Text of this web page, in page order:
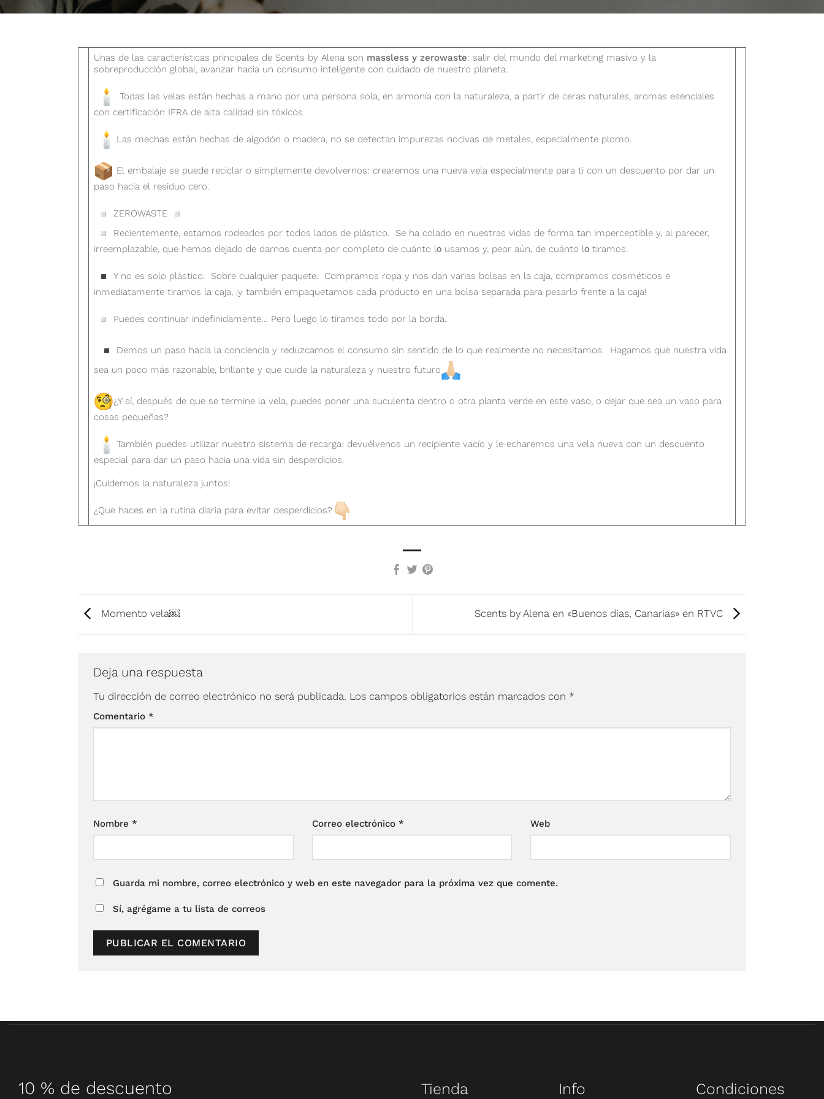
Unas de las características principales de Scents by Alena son massless y zerowaste: salir del mundo del marketing masivo y la
sobreproducción global, avanzar hacia un consumo inteligente con cuidado de nuestro planeta.
Todas las velas están hechas a mano por una persona sola, en armonía con la naturaleza, a partir de ceras naturales, aromas esenciales
con certificación IFRA de alta calidad sin tóxicos.
Las mechas están hechas de algodón o madera, no se detectan impurezas nocivas de metales, especialmente plomo.
El embalaje se puede reciclar o simplemente devolvernos: crearemos una nueva vela especialmente para ti con un descuento por dar un
paso hacia el residuo cero.
ZEROWASTE
Recientemente, estamos rodeados por todos lados de plástico. Se ha colado en nuestras vidas de forma tan imperceptible y, al parecer,
irreemplazable, que hemos dejado de darnos cuenta por completo de cuánto lо usamos y, peor aún, de cuánto lо tiramos.
Y no es solo plástico. Sobre cualquier paquete. Compramos ropa y nos dan varias bolsas en la caja, compramos cosméticos e
inmediatamente tiramos la caja, ¡y también empaquetamos cada producto en una bolsa separada para pesarlo frente a la caja!
Puedes continuar indefinidamente… Pero luego lo tiramos todo por la borda.
Demos un paso hacia la conciencia y reduzcamos el consumo sin sentido de lo que realmente no necesitamos. Hagamos que nuestra vida
sea un poco más razonable, brillante y que cuide la naturaleza y nuestro futuro
¿Y sí, después de que se termine la vela, puedes poner una suculenta dentro o otra planta verde en este vaso, o dejar que sea un vaso para
cosas pequeñas?
También puedes utilizar nuestro sistema de recarga: devuélvenos un recipiente vacío y le echaremos una vela nueva con un descuento
especial para dar un paso hacia una vida sin desperdicios.
¡Cuidemos la naturaleza juntos!
¿Que haces en la rutina diaria para evitar desperdicios?
Momento vela￼ Scents by Alena en «Buenos dias, Canarias» en RTVC
Deja una respuesta
Tu dirección de correo electrónico no será publicada. Los campos obligatorios están marcados con *
Comentario *
Nombre * Correo electrónico * Web
Guarda mi nombre, correo electrónico y web en este navegador para la próxima vez que comente.
Sí, agrégame a tu lista de correos
10 % de descuento Tienda Info Condiciones